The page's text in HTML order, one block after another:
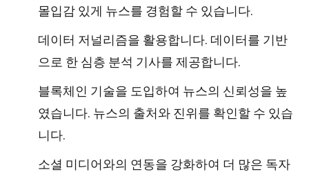
몰입감 있게 뉴스를 경험할 수 있습니다.
데이터 저널리즘을 활용합니다. 데이터를 기반
으로 한 심층 분석 기사를 제공합니다.
블록체인 기술을 도입하여 뉴스의 신뢰성을 높
였습니다. 뉴스의 출처와 진위를 확인할 수 있습
니다.
소셜 미디어와의 연동을 강화하여 더 많은 독자